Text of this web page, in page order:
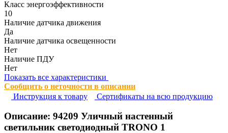
Класс энергоэффективности
10
Наличие датчика движения
Да
Наличие датчика освещенности
Нет
Наличие ПДУ
Нет
Показать все характеристики
Сообщить о неточности в описании
Инструкция к товару
Сертификаты на всю продукцию
Описание: 94209 Уличный настенный
светильник светодиодный TRONO 1